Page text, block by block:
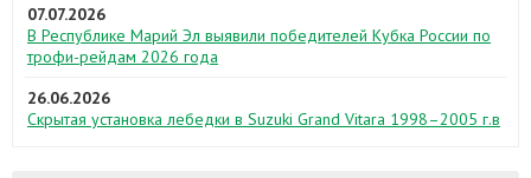
07.07.2026
В Республике Марий Эл выявили победителей Кубка России по
трофи-рейдам 2026 года
26.06.2026
Скрытая установка лебедки в Suzuki Grand Vitara 1998–2005 г.в